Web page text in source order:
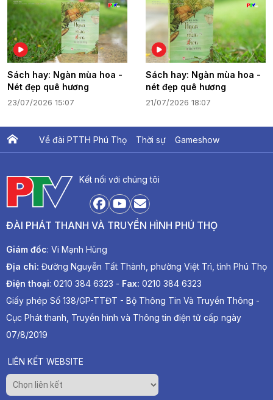
Sách hay: Ngàn mùa hoa -
Nét đẹp quê hương
23/07/2026 15:07
Sách hay: Ngàn mùa hoa -
nét đẹp quê hương
21/07/2026 18:07
Về đài PTTH Phú Thọ Thời sự Gameshow
Kết nối với chúng tôi
ĐÀI PHÁT THANH VÀ TRUYỀN HÌNH PHÚ THỌ
Giám đốc: Vi Mạnh Hùng
Địa chỉ: Đường Nguyễn Tất Thành, phường Việt Trì, tỉnh Phú Thọ
Điện thoại: 0210 384 6323 - Fax: 0210 384 6323
Giấy phép Số 138/GP-TTĐT - Bộ Thông Tin Và Truyền Thông -
Cục Phát thanh, Truyền hình và Thông tin điện tử cấp ngày
07/8/2019
LIÊN KẾT WEBSITE